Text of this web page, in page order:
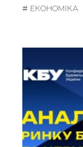
# ЕКОНОМІКА